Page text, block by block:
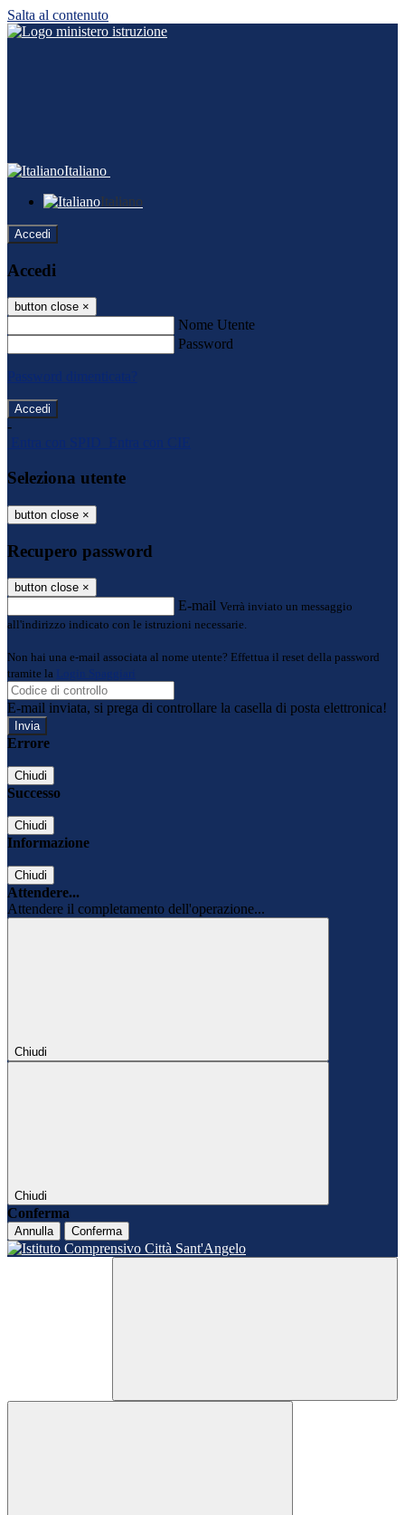
Salta al contenuto
Italiano
Italiano
Accedi
Accedi
button close ×
Nome Utente
Password
Password dimenticata?
-
Entra con SPID
Entra con CIE
Seleziona utente
button close ×
Recupero password
button close ×
E-mail Verrà inviato un messaggio
all'indirizzo indicato con le istruzioni necessarie.
Non hai una e-mail associata al nome utente? Effettua il reset della password
tramite la
Login Spaggiari
E-mail inviata, si prega di controllare la casella di posta elettronica!
Errore
Chiudi
Successo
Chiudi
Informazione
Chiudi
Attendere...
Attendere il completamento dell'operazione...
Chiudi
Chiudi
Conferma
Annulla Conferma